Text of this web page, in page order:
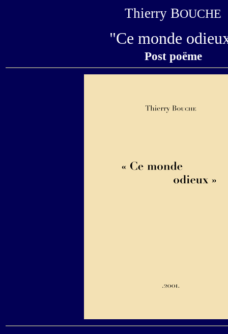
Thierry BOUCHE
"Ce monde
Post poëme